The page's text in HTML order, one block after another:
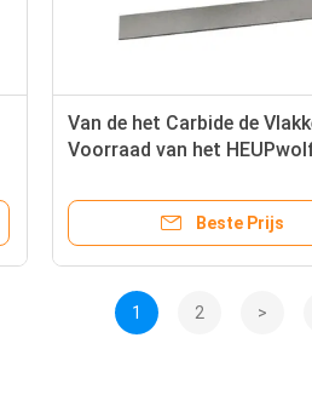
Van de het Carbide de
Voorraad van het
85 - 93
Beste Prijs
1 2 >